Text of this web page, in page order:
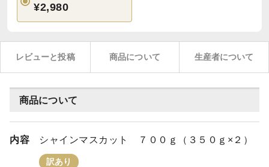
¥2,980
レビューと投稿 商品について 生産者について
商品について
内容 シャインマスカット ７００ｇ（３５０ｇ×２）
訳あり